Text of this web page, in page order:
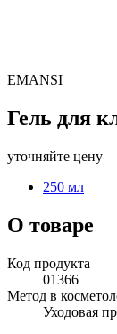
EMANSI
Гель для
уточняйте цену
250 мл
О товаре
Код продукта
01366
Метод в
Уходовая